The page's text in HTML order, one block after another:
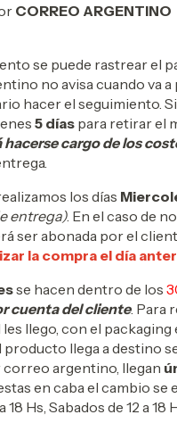
CORREO ARGENTINO
se puede rastrear el
no avisa cuando va a
hacer el seguimiento.
5 días para retirar el
hacerse cargo de los
los días
entrega). En el caso de
ser abonada por el
la compra el día
se hacen dentro de los
cuenta del cliente. Para
llego, con el
llega a destino
argentino, llegan
en caba el cambio
Hs, Sabados de 12 a 18